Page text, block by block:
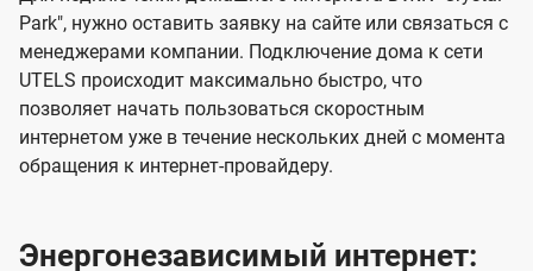
Park", нужно оставить заявку на сайте или связаться с
менеджерами компании. Подключение дома к сети
UTELS происходит максимально быстро, что
позволяет начать пользоваться скоростным
интернетом уже в течение нескольких дней с момента
обращения к интернет-провайдеру.
Энергонезависимый интернет: